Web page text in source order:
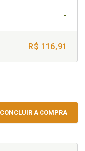
-
R$ 116,91
CONCLUIR A COMPRA